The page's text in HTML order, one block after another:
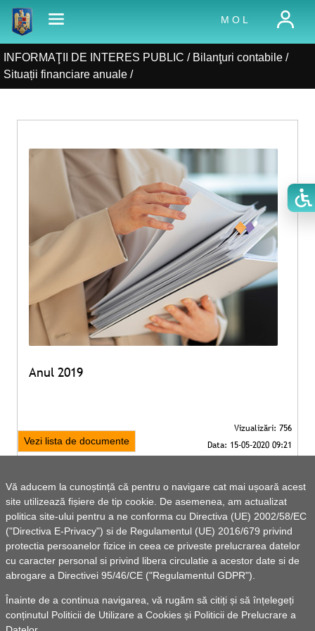
Vă aducem la cunoștință că pentru o navigare cat mai ușoară acest
site utilizează fișiere de tip cookie. De asemenea, am actualizat
politica site-ului pentru a ne conforma cu Directiva (UE) 2002/58/EC
("Directiva E-Privacy") si de Regulamentul (UE) 2016/679 privind
protectia persoanelor fizice in ceea ce priveste prelucrarea datelor
cu caracter personal si privind libera circulatie a acestor date si de
abrogare a Directivei 95/46/CE ("Regulamentul GDPR").
Înainte de a continua navigarea, vă rugăm să citiți și să înțelegeți
conținutul Politicii de Utilizare a Cookies și Politicii de Prelucrare a
M O L
INFORMAŢII DE INTERES PUBLIC / Bilanţuri contabile/
Situații financiare anuale/
Anul 2019
Vezi lista de documente